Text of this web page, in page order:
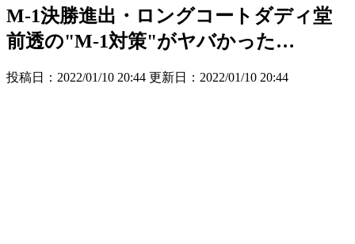
M-1決勝進出・ロングコートダディ堂
前透の"M-1対策"がヤバかった…
投稿日：2022/01/10 20:44 更新日： 2022/01/10 20:44